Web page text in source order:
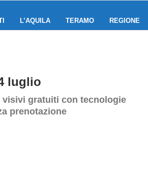
L’AQUILA TERAMO REGIONE
luglio
visivi gratuiti con tecnologie
prenotazione